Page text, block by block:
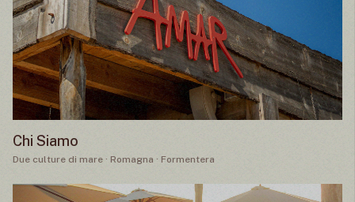
Chi Siamo
Due culture di mare · Romagna · Formentera